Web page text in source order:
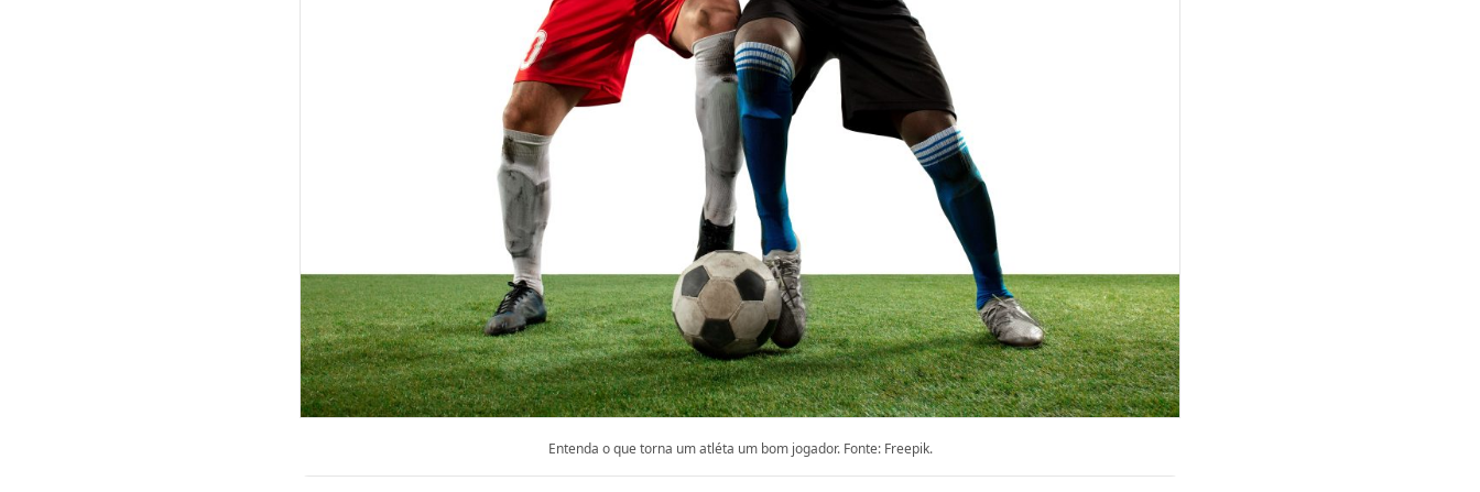
Entenda o que torna um atléta um bom jogador. Fonte: Freepik.